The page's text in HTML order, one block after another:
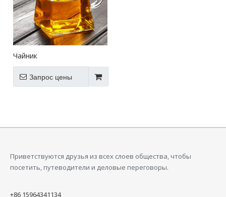
Чайник
Запрос цены
Приветствуются друзья из всех слоев общества, чтобы
посетить, путеводители и деловые переговоры.
+86 15964341134